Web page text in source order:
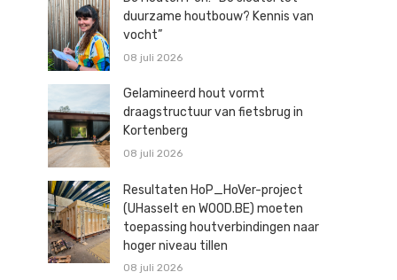
duurzame houtbouw? Kennis van
vocht”
08 juli 2026
Gelamineerd hout vormt
draagstructuur van fietsbrug in
Kortenberg
08 juli 2026
Resultaten HoP_HoVer-project
(UHasselt en WOOD.BE) moeten
toepassing houtverbindingen naar
hoger niveau tillen
08 juli 2026